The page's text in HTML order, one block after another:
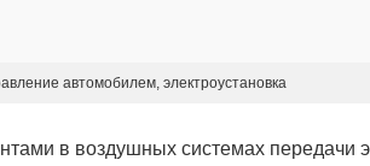
автомобилем, электроустановка
в воздушных системах передачи